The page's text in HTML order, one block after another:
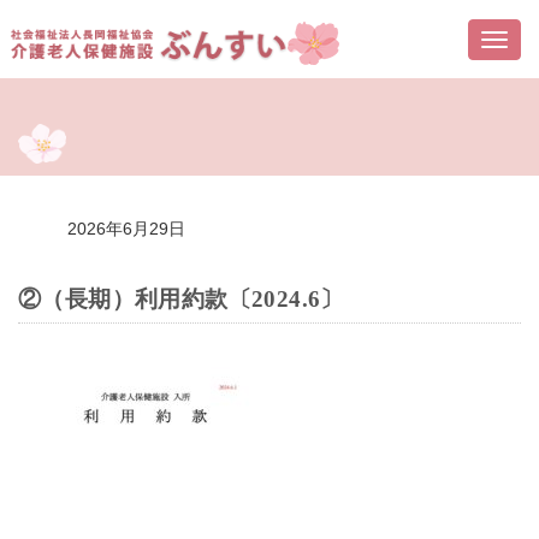
2026年6月29日
②（長期）利用約款〔2024.6〕